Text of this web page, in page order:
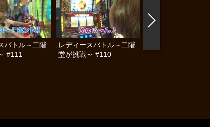
バトル～二階
#111
レディースバトル～二階
堂が挑戦～ #110